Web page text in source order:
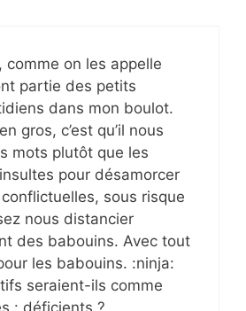
comme on les appelle
partie des petits
dans mon boulot.
gros, c’est qu’il nous
mots plutôt que les
pour désamorcer
sous risque
nous distancier
des babouins. Avec tout
les babouins. :ninja:
seraient-ils comme
: déficients ?